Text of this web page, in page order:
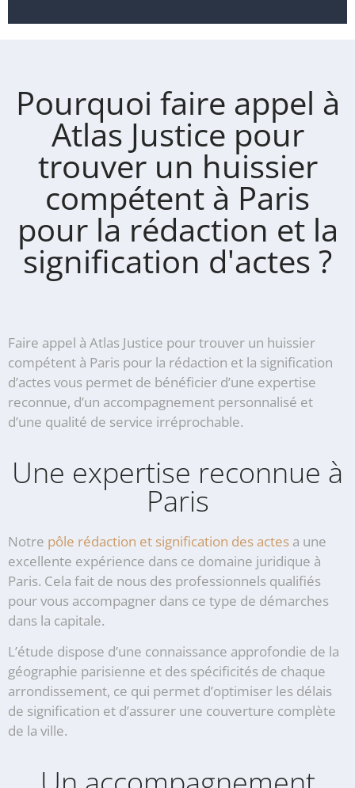
Pourquoi faire appel à
Atlas Justice pour
trouver un huissier
compétent à Paris
pour la rédaction et la
signification d'actes ?
Faire appel à Atlas Justice pour trouver un huissier
compétent à Paris pour la rédaction et la signification
d’actes vous permet de bénéficier d’une expertise
reconnue, d’un accompagnement personnalisé et
d’une qualité de service irréprochable.
Une expertise reconnue à
Paris
Notre pôle rédaction et signification des actes a une
excellente expérience dans ce domaine juridique à
Paris. Cela fait de nous des professionnels qualifiés
pour vous accompagner dans ce type de démarches
dans la capitale.
L’étude dispose d’une connaissance approfondie de la
géographie parisienne et des spécificités de chaque
arrondissement, ce qui permet d’optimiser les délais
de signification et d’assurer une couverture complète
de la ville.